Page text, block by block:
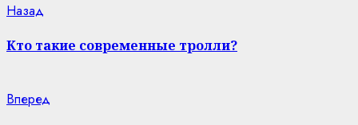
Continue
Reading
Назад
Кто такие современные тролли?
Вперед